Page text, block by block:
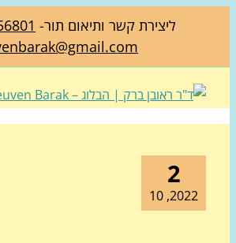
ליצירת קשר ותיאום תור-03-5256801
ruvenbarak@gmail.com